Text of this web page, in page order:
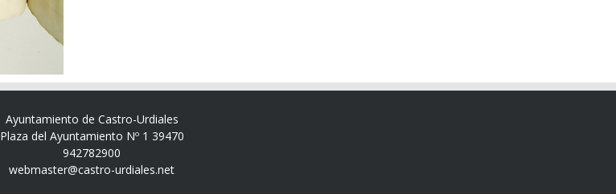
Ayuntamiento de Castro-Urdiales
Plaza del Ayuntamiento Nº 1 39470
942782900
webmaster@castro-urdiales.net